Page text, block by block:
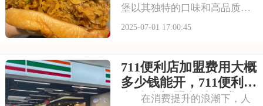
堡以其独特的口味和高品质的
产品脱颖而出，成为众多消费
鼻而来，让人垂涎欲滴。每一
款汉堡都选用上等的食材，搭
配新鲜的蔬菜和秘制
2025-07-01 17:00:45
711便利店加盟费用大概
多少钱能开，711便利店
有什么加盟条件要求吗
在消费提升的浪潮下，人